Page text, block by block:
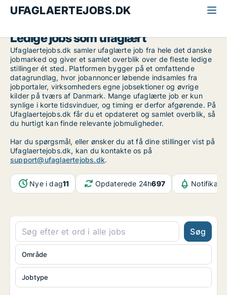
UFAGLAERTEJOBS.DK
Ledige jobs som ufaglært
Ufaglaertejobs.dk samler ufaglærte job fra hele det danske
jobmarked og giver et samlet overblik over de fleste ledige
stillinger ét sted. Platformen bygger på et omfattende
datagrundlag, hvor jobannoncer løbende indsamles fra
jobportaler, virksomheders egne jobsektioner og øvrige
kilder på tværs af Danmark. Mange ufaglærte job er kun
synlige i korte tidsvinduer, og timing er derfor afgørende. På
Ufaglaertejobs.dk får du et opdateret og samlet overblik, så
du hurtigt kan finde relevante jobmuligheder.
Har du spørgsmål, eller ønsker du at få dine stillinger vist på
Ufaglaertejobs.dk, kan du kontakte os på
support@ufaglaertejobs.dk.
Nye i dag11 Opdaterede 24h697
Søg
Jobtype
Område